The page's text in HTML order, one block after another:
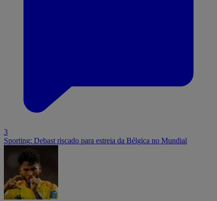
3
Sporting: Debast riscado para estreia da Bélgica no Mundial